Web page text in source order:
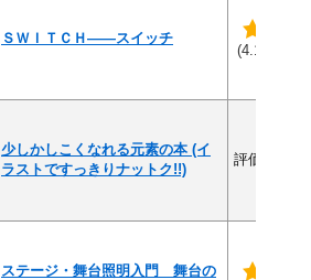
ＳＷＩＴＣＨ――スイッチ
(4.1/5)
少しかしこくなれる元素の本 (イ
ラストですっきりナットク!!)
評価なし
ステージ・舞台照明入門 舞台の